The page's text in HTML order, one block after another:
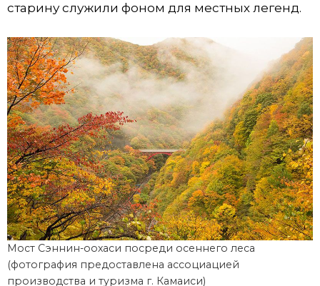
старину служили фоном для местных легенд.
Мост Сэннин-оохаси посреди осеннего леса
(фотография предоставлена ассоциацией
производства и туризма г. Камаиси)